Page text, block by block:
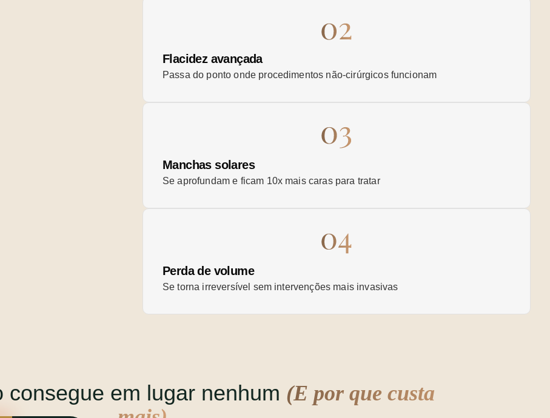
Flacidez avançada
Passa do ponto onde procedimentos não-cirúrgicos funcionam
Manchas solares
Se aprofundam e ficam 10x mais caras para tratar
Perda de volume
Se torna irreversível sem intervenções mais invasivas
consegue em lugar nenhum (E por que custa